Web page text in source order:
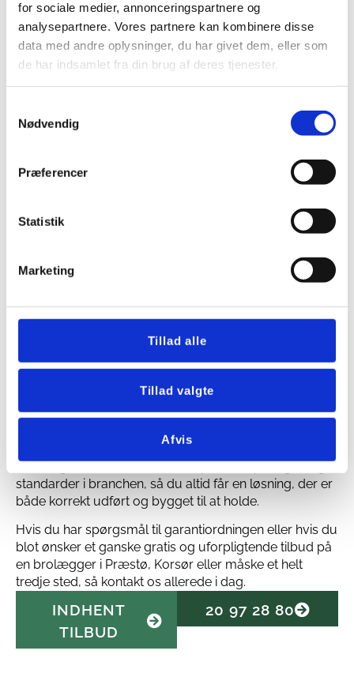
for sociale medier, annonceringspartnere og
analysepartnere. Vores partnere kan kombinere disse
data med andre oplysninger, du har givet dem, eller som
de har indsamlet fra din brug af deres tjenester.
Nødvendig
Præferencer
Statistik
Marketing
Tillad alle
Tillad valgte
Afvis
GARANTIORDNING – DIN
ARBEJDE
håndværk, du får også ekstra tryghed med i købet. Vi
er medlem af Danske Brolæggeres Garantiordning, og
det betyder, at du som kunde er dækket, hvis der mod
forventning skulle opstå menneskelige fejl.
Garantiordningen dækker helt op til 100.000 kr. i op til 5
projekt. Det er vores måde at vise, at vi står inde for
kvaliteten af vores arbejde.
Samtidig holder vi os løbende opdateret på regler og
standarder i branchen, så du altid får en løsning, der er
både korrekt udført og bygget til at holde.
Hvis du har spørgsmål til garantiordningen eller hvis du
blot ønsker et ganske gratis og uforpligtende tilbud på
en brolægger i Præstø, Korsør eller måske et helt
tredje sted, så kontakt os allerede i dag.
INDHENT
TILBUD
20 97 28 80